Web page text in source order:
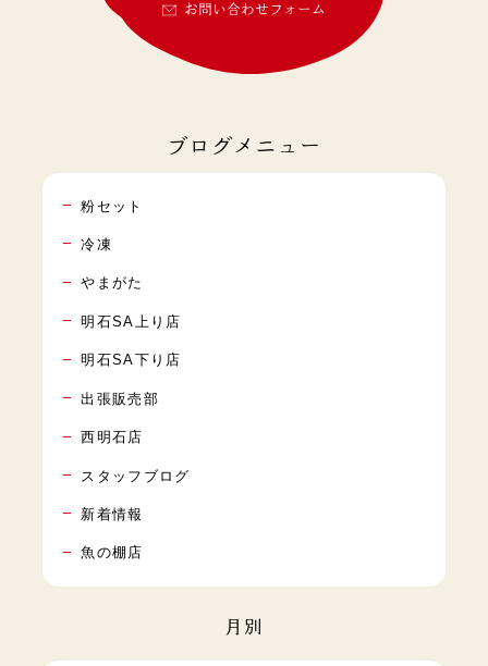
お問い合わせフォーム
ブログメニュー
粉セット
冷凍
やまがた
明石SA上り店
明石SA下り店
出張販売部
西明石店
スタッフブログ
新着情報
魚の棚店
月別